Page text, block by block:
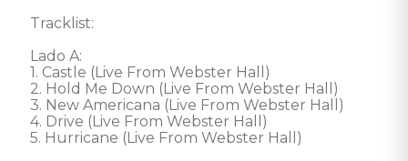
Tracklist:
Lado A:
1. Castle (Live From Webster Hall)
2. Hold Me Down (Live From Webster Hall)
3. New Americana (Live From Webster Hall)
4. Drive (Live From Webster Hall)
5. Hurricane (Live From Webster Hall)